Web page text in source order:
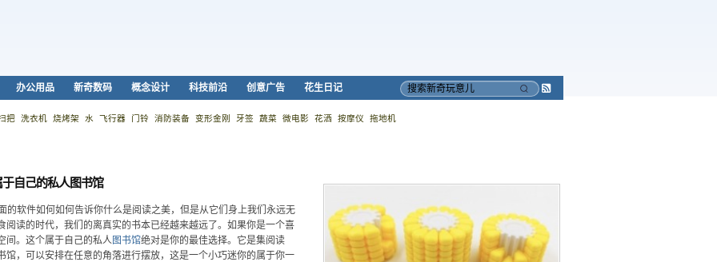
办公用品 新奇数码 概念设计 科技前沿 创意广告 花生日记
Subscribe
搜
把 洗衣机 烧烤架 水 飞行器 门铃 消防装备 变形金刚 牙签 蔬菜 微电影 花洒 按摩仪 拖地机
于自己的私人图书馆
的软件如何如何告诉你什么是阅读之美，但是从它们身上我们永远无
读的时代，我们的离真实的书本已经越来越远了。如果你是一个喜
间。这个属于自己的私人图书馆绝对是你的最佳选择。它是集阅读
，可以安排在任意的角落进行摆放，这是一个小巧迷你的属于你一